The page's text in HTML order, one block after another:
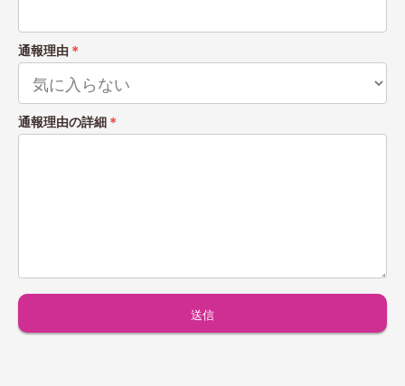
通報理由 ＊
通報理由の詳細 ＊